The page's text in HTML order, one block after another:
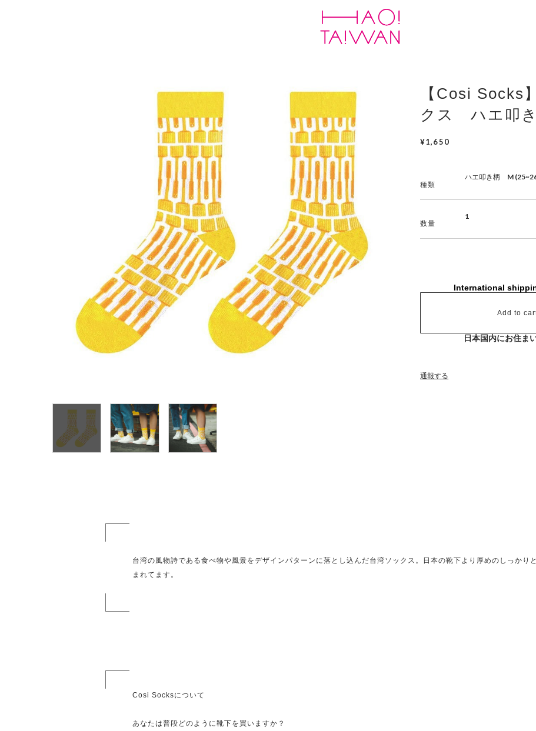
【Cosi Socks
クス ハエ叩
¥1,650
種類
数量
International
Add to
日本国内にお住ま
通報する
台湾の風物詩である食べ物や風景をデザインパターンに落とし込んだ台湾ソックス。日本の靴下より厚めのしっかり
まれてます。
Cosi Socksについて
あなたは普段どのように靴下を買いますか？